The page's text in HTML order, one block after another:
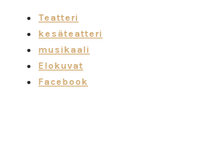
Teatteri
kesäteatteri
musikaali
Elokuvat
Facebook